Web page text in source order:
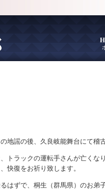
地謡の後、久良岐能舞台にて稽
トラックの運転手さんが亡くな
快復をお祈り致します。
はずで、桐生（群馬県）のお弟